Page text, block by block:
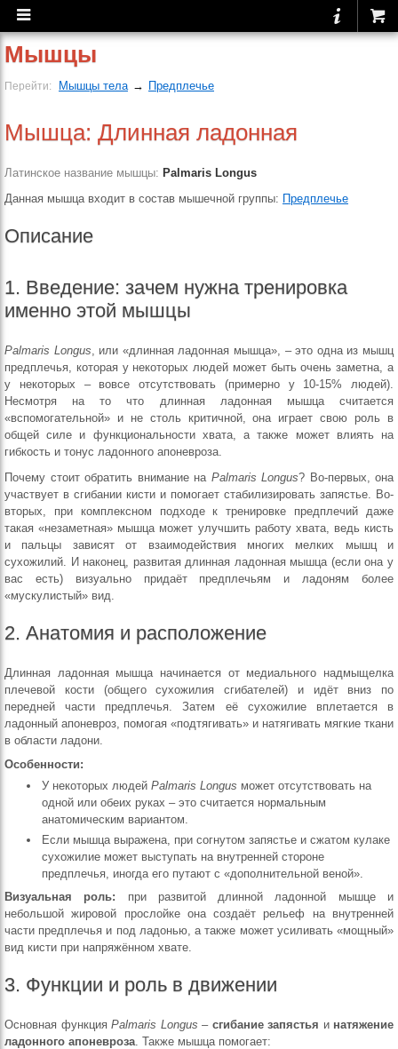
Мышцы
Перейти: Мышцы тела → Предплечье
Мышца: Длинная ладонная
Латинское название мышцы: Palmaris Longus
Данная мышца входит в состав мышечной группы: Предплечье
Описание
1. Введение: зачем нужна тренировка
именно этой мышцы
Palmaris Longus, или «длинная ладонная мышца», – это одна из мышц
предплечья, которая у некоторых людей может быть очень заметна, а
у некоторых – вовсе отсутствовать (примерно у 10-15% людей).
Несмотря на то что длинная ладонная мышца считается
«вспомогательной» и не столь критичной, она играет свою роль в
общей силе и функциональности хвата, а также может влиять на
гибкость и тонус ладонного апоневроза.
Почему стоит обратить внимание на Palmaris Longus? Во-первых, она
участвует в сгибании кисти и помогает стабилизировать запястье. Во-
вторых, при комплексном подходе к тренировке предплечий даже
такая «незаметная» мышца может улучшить работу хвата, ведь кисть
и пальцы зависят от взаимодействия многих мелких мышц и
сухожилий. И наконец, развитая длинная ладонная мышца (если она у
вас есть) визуально придаёт предплечьям и ладоням более
«мускулистый» вид.
2. Анатомия и расположение
Длинная ладонная мышца начинается от медиального надмыщелка
плечевой кости (общего сухожилия сгибателей) и идёт вниз по
передней части предплечья. Затем её сухожилие вплетается в
ладонный апоневроз, помогая «подтягивать» и натягивать мягкие ткани
в области ладони.
Особенности:
У некоторых людей Palmaris Longus может отсутствовать на
одной или обеих руках – это считается нормальным
анатомическим вариантом.
Если мышца выражена, при согнутом запястье и сжатом кулаке
сухожилие может выступать на внутренней стороне
предплечья, иногда его путают с «дополнительной веной».
Визуальная роль: при развитой длинной ладонной мышце и
небольшой жировой прослойке она создаёт рельеф на внутренней
части предплечья и под ладонью, а также может усиливать «мощный»
вид кисти при напряжённом хвате.
3. Функции и роль в движении
Основная функция Palmaris Longus – сгибание запястья и натяжение
ладонного апоневроза. Также мышца помогает: